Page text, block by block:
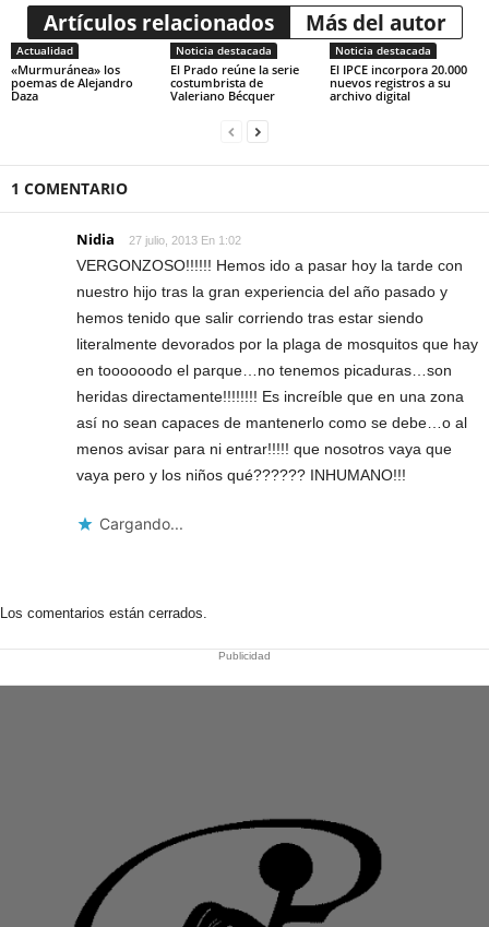
Artículos relacionados Más del autor
Actualidad
«Murmuránea» los
poemas de Alejandro
Daza
Noticia destacada
El Prado reúne la serie
costumbrista de
Valeriano Bécquer
Noticia destacada
El IPCE incorpora 20.000
nuevos registros a su
archivo digital
1 COMENTARIO
Nidia 27 julio, 2013 En 1:02
VERGONZOSO!!!!!! Hemos ido a pasar hoy la tarde con
nuestro hijo tras la gran experiencia del año pasado y
hemos tenido que salir corriendo tras estar siendo
literalmente devorados por la plaga de mosquitos que hay
en toooooodo el parque…no tenemos picaduras…son
heridas directamente!!!!!!!! Es increíble que en una zona
así no sean capaces de mantenerlo como se debe…o al
menos avisar para ni entrar!!!!! que nosotros vaya que
vaya pero y los niños qué?????? INHUMANO!!!
Cargando...
Los comentarios están cerrados.
Publicidad